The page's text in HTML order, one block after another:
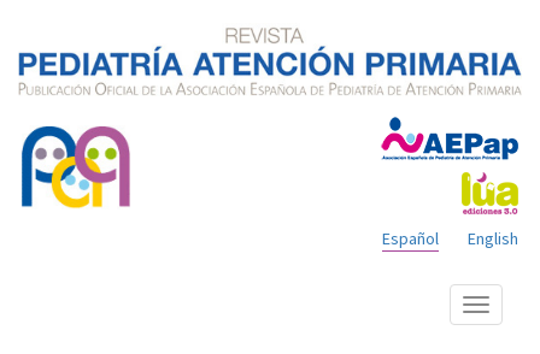
English
Español
Mostrar
menú